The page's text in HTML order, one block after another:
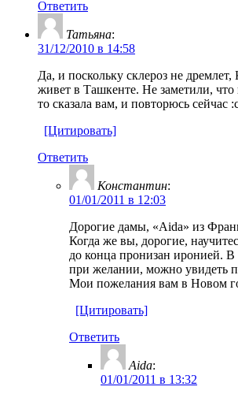
Ответить
Татьяна:
31/12/2010 в 14:58
Да, и поскольку склероз не
живет в Ташкенте. Не заметили,
то сказала вам, и повторюсь сейчас
[Цитировать]
Ответить
Константин:
01/01/2011 в 12:03
Дорогие дамы, «Aida» из
Когда же вы, дорогие,
до конца пронизан иронией. В
при желании, можно увидеть
Мои пожелания вам в Новом
[Цитировать]
Ответить
Aida:
01/01/2011 в 13:32